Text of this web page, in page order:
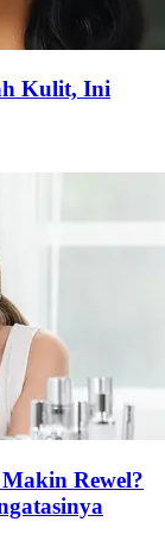
Kulit, Ini
Rewel?